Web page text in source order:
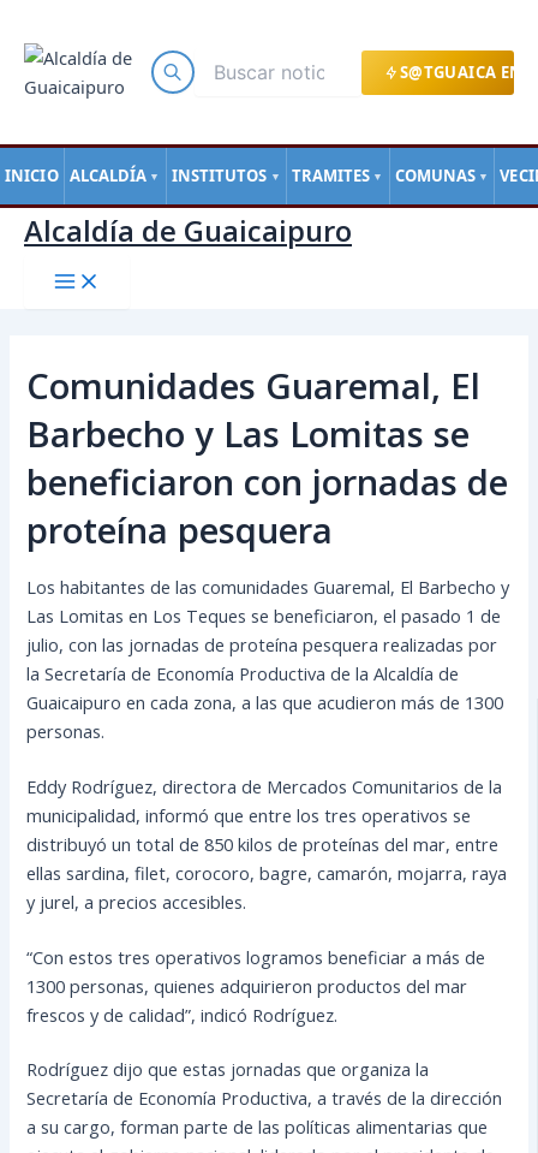
S@TGUAICA EN
INICIO ALCALDÍA ▼ INSTITUTOS ▼ TRAMITES ▼ COMUNAS ▼
contenido
Alcaldía de Guaicaipuro
Comunidades Guaremal, El
Barbecho y Las Lomitas se
beneficiaron con jornadas de
proteína pesquera
Los habitantes de las comunidades Guaremal, El Barbecho y
Las Lomitas en Los Teques se beneficiaron, el pasado 1 de
julio, con las jornadas de proteína pesquera realizadas por
la Secretaría de Economía Productiva de la Alcaldía de
Guaicaipuro en cada zona, a las que acudieron más de 1300
personas.
Eddy Rodríguez, directora de Mercados Comunitarios de la
municipalidad, informó queentre los tres operativos se
distribuyó un total de 850 kilos de proteínas del mar, entre
ellas sardina, filet, corocoro, bagre, camarón, mojarra, raya
y jurel, a precios accesibles.
“Con estos tres operativos logramos beneficiar a más de
1300 personas, quienes adquirieron productos del mar
frescos y de calidad”, indicó Rodríguez.
Rodríguez dijo que estas jornadas que organiza la
Secretaría de Economía Productiva, a través de la dirección
a su cargo, forman parte de las políticas alimentarias que
de
entradas